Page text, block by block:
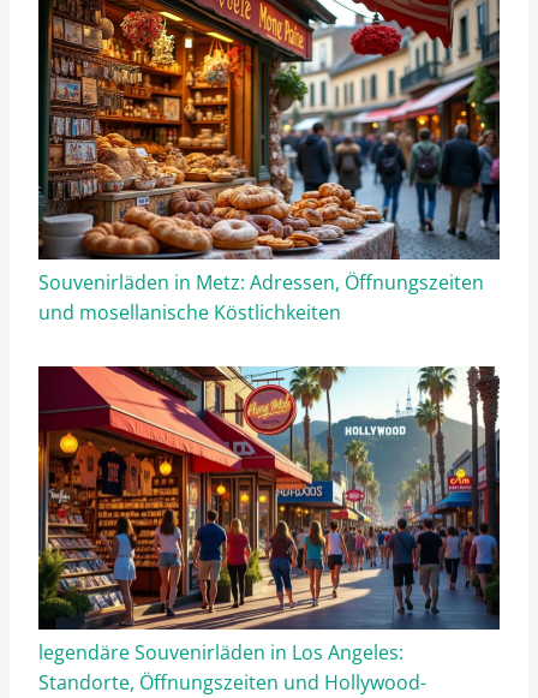
Souvenirläden in Metz: Adressen, Öffnungszeiten
und mosellanisсhe Köstlichkeiten
legendäre Souvenirläden in Los Angeles:
Standorte, Öffnungszeiten und Hollywood-